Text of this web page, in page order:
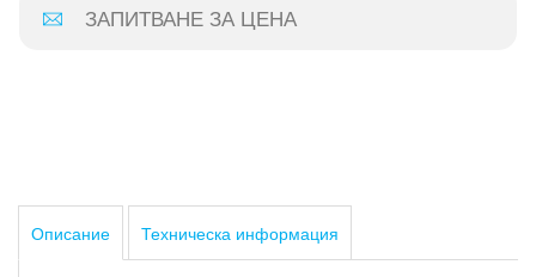
ЗАПИТВАНЕ ЗА ЦЕНА
Описание Техническа информация